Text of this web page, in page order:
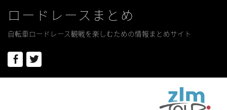
ロードレースまとめ
自転車ロードレース観戦を楽しむための情報まとめサイト
Facebook